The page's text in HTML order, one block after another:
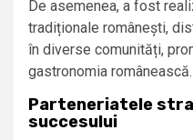
De asemenea, a fost
tradiționale românești,
în diverse comunități,
gastronomia românească.
Parteneriatele
succesului